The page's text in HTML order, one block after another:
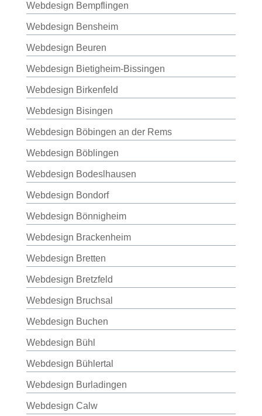
Webdesign Bempflingen
Webdesign Bensheim
Webdesign Beuren
Webdesign Bietigheim-Bissingen
Webdesign Birkenfeld
Webdesign Bisingen
Webdesign Böbingen an der Rems
Webdesign Böblingen
Webdesign Bodeslhausen
Webdesign Bondorf
Webdesign Bönnigheim
Webdesign Brackenheim
Webdesign Bretten
Webdesign Bretzfeld
Webdesign Bruchsal
Webdesign Buchen
Webdesign Bühl
Webdesign Bühlertal
Webdesign Burladingen
Webdesign Calw